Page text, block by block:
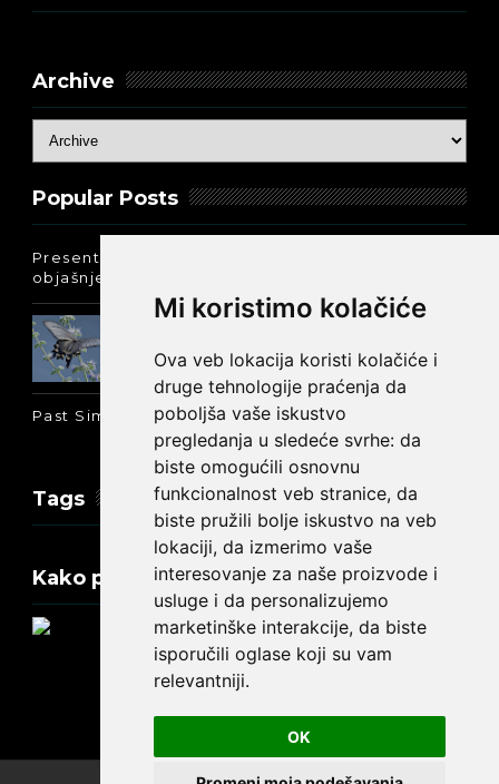
Mi koristimo kolačiće
Ova veb lokacija koristi kolačiće i
druge tehnologije praćenja da
poboljša vaše iskustvo
pregledanja u sledeće svrhe: da
biste omogućili osnovnu
funkcionalnost veb stranice, da
biste pružili bolje iskustvo na veb
lokaciji, da izmerimo vaše
interesovanje za naše proizvode i
usluge i da personalizujemo
marketinške interakcije, da biste
isporučili oglase koji su vam
relevantniji.
OK
Archive
Popular Posts
Present Perfect Simple - najjednostavnije
objašnjenje :-)
Past Simple i Past Continuous - razlika
Tags
Kako promeniti tekst na engleskom?
Update cookies preferences